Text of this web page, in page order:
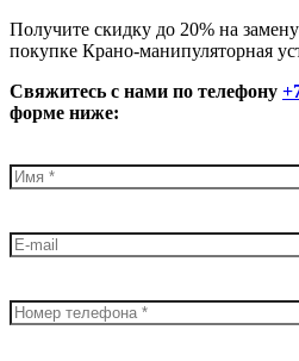
Получите скидку до 20% на
покупке Крано-манипуляторная
Свяжитесь с нами по телефону
форме ниже: